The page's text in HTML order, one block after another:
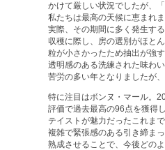
かけて厳しい状況でしたが、
私たちは最高の天候に恵まれ
実際、その期間に多く発生す
収穫に際し、房の選別がほと
粒が小さかったため抽出が強
透明感のある洗練された味わ
苦労の多い年となりましたが
特に注目はボンヌ・マール。
評価で過去最高の96点を獲得
テイストが魅力だったこれま
複雑で緊張感のある引き締ま
熟成させることで、今後どの